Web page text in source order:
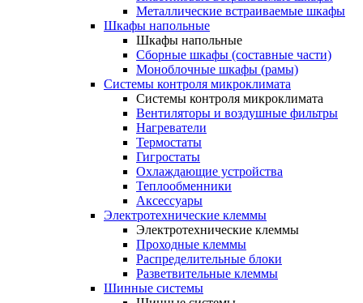
Металлические встраиваемые шкафы
Шкафы напольные
Шкафы напольные
Сборные шкафы (составные части)
Моноблочные шкафы (рамы)
Системы контроля микроклимата
Системы контроля микроклимата
Вентиляторы и воздушные фильтры
Нагреватели
Термостаты
Гигростаты
Охлаждающие устройства
Теплообменники
Аксессуары
Электротехнические клеммы
Электротехнические клеммы
Проходные клеммы
Распределительные блоки
Разветвительные клеммы
Шинные системы